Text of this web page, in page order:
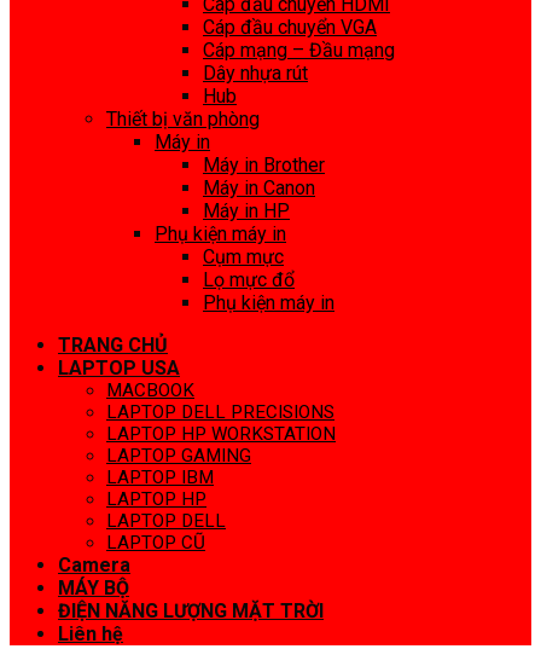
Cáp đầu chuyển VGA
Cáp mạng – Đầu mạng
Dây nhựa rút
Hub
Thiết bị văn phòng
Máy in
Máy in Brother
Máy in Canon
Máy in HP
Phụ kiện máy in
Cụm mực
Lọ mực đổ
Phụ kiện máy in
TRANG CHỦ
LAPTOP USA
MACBOOK
LAPTOP DELL PRECISIONS
LAPTOP HP WORKSTATION
LAPTOP GAMING
LAPTOP IBM
LAPTOP HP
LAPTOP DELL
LAPTOP CŨ
Camera
MÁY BỘ
ĐIỆN NĂNG LƯỢNG MẶT TRỜI
Liên hệ